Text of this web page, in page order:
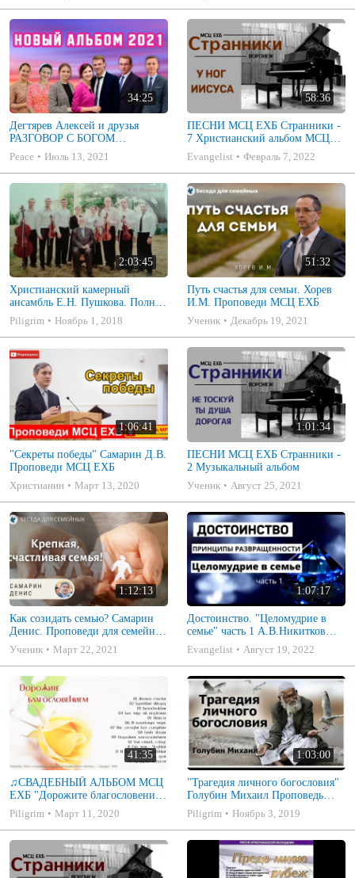
34:25
Дегтярев Алексей и друзья
РАЗГОВОР С БОГОМ
Христианские песни МСЦ ЕХБ
2021 (7я)
Peace Июль 13, 2021
58:36
ПЕСНИ МСЦ ЕХБ Странники -
7 Христианский альбом МСЦ
ЕХБ
Evangelist Февраль 7, 2022
2:03:45
Христианский камерный
ансамбль Е.Н. Пушкова. Полное
собрание
Piligrim Ноябрь 1, 2018
51:32
Путь счастья для семьи. Хорев
И.М. Проповеди МСЦ ЕХБ
Ученик
Декабрь 19, 2021
1:06:41
"Секреты победы" Самарин Д.В.
Проповеди МСЦ ЕХБ
Христианин
Март 13, 2020
1:01:34
ПЕСНИ МСЦ ЕХБ Странники -
2 Музыкальный альбом
Ученик
Август 25, 2021
1:12:13
Как созидать семью? Самарин
Денис. Проповеди для семейных
МСЦ ЕХБ
Ученик Март 22, 2021
1:07:17
Достоинство. "Целомудрие в
семье" часть 1 А.В.Никитков
Беседа для семейных МСЦ ЕХБ
Evangelist Август 19, 2022
41:35
♫СВАДЕБНЫЙ АЛЬБОМ МСЦ
ЕХБ "Дорожите благословением
- Христианские песни.
Музыкальный диск. Псалмы
Piligrim Март 11, 2020
1:03:00
"Трагедия личного богословия"
Голубин Михаил Проповедь
2019
Piligrim Ноябрь 3, 2019